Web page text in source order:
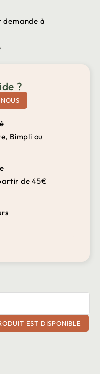
demande à
?
Bimpli ou
de 45€
EST DISPONIBLE